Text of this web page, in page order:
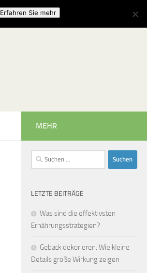
MEHR
Suchen
nach:
LETZTE BEITRÄGE
Was sind die effektivsten
Ernährungsstrategien?
Gebäck dekorieren: Wie kleine
Details große Wirkung zeigen
Erfahren Sie mehr